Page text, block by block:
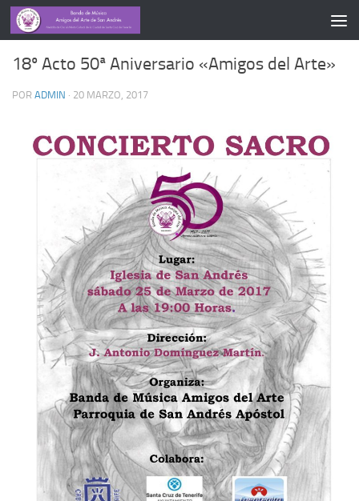
CONCIERTOS
18º Acto 50ª Aniversario «Amigos del Arte»
POR ADMIN · 20 MARZO, 2017